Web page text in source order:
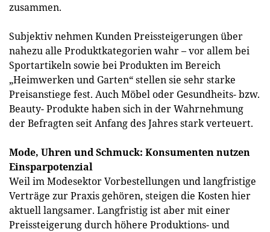
zusammen.
Subjektiv nehmen Kunden Preissteigerungen über
nahezu alle Produktkategorien wahr – vor allem bei
Sportartikeln sowie bei Produkten im Bereich
„Heimwerken und Garten“ stellen sie sehr starke
Preisanstiege fest. Auch Möbel oder Gesundheits- bzw.
Beauty- Produkte haben sich in der Wahrnehmung
der Befragten seit Anfang des Jahres stark verteuert.
Mode, Uhren und Schmuck: Konsumenten nutzen
Einsparpotenzial
Weil im Modesektor Vorbestellungen und langfristige
Verträge zur Praxis gehören, steigen die Kosten hier
aktuell langsamer. Langfristig ist aber mit einer
Preissteigerung durch höhere Produktions- und